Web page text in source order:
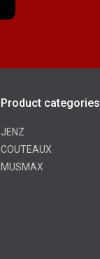
Product categories
JENZ
COUTEAUX
MUSMAX